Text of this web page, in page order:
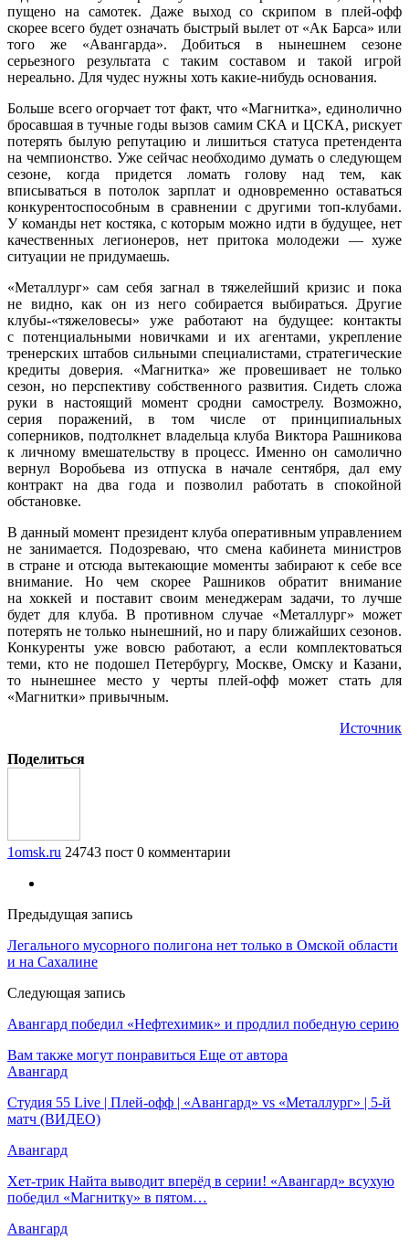
пущено на самотек. Даже выход со скрипом в плей-офф
скорее всего будет означать быстрый вылет от «Ак Барса» или
того же «Авангарда». Добиться в нынешнем сезоне
серьезного результата с таким составом и такой игрой
нереально. Для чудес нужны хоть какие-нибудь основания.
Больше всего огорчает тот факт, что «Магнитка», единолично
бросавшая в тучные годы вызов самим СКА и ЦСКА, рискует
потерять былую репутацию и лишиться статуса претендента
на чемпионство. Уже сейчас необходимо думать о следующем
сезоне, когда придется ломать голову над тем, как
вписываться в потолок зарплат и одновременно оставаться
конкурентоспособным в сравнении с другими топ-клубами.
У команды нет костяка, с которым можно идти в будущее, нет
качественных легионеров, нет притока молодежи — хуже
ситуации не придумаешь.
«Металлург» сам себя загнал в тяжелейший кризис и пока
не видно, как он из него собирается выбираться. Другие
клубы-«тяжеловесы» уже работают на будущее: контакты
с потенциальными новичками и их агентами, укрепление
тренерских штабов сильными специалистами, стратегические
кредиты доверия. «Магнитка» же провешивает не только
сезон, но перспективу собственного развития. Сидеть сложа
руки в настоящий момент сродни самострелу. Возможно,
серия поражений, в том числе от принципиальных
соперников, подтолкнет владельца клуба Виктора Рашникова
к личному вмешательству в процесс. Именно он самолично
вернул Воробьева из отпуска в начале сентября, дал ему
контракт на два года и позволил работать в спокойной
обстановке.
В данный момент президент клуба оперативным управлением
не занимается. Подозреваю, что смена кабинета министров
в стране и отсюда вытекающие моменты забирают к себе все
внимание. Но чем скорее Рашников обратит внимание
на хоккей и поставит своим менеджерам задачи, то лучше
будет для клуба. В противном случае «Металлург» может
потерять не только нынешний, но и пару ближайших сезонов.
Конкуренты уже вовсю работают, а если комплектоваться
теми, кто не подошел Петербургу, Москве, Омску и Казани,
то нынешнее место у черты плей-офф может стать для
«Магнитки» привычным.
Источник
Поделиться
1omsk.ru 24743 пост 0 комментарии
Предыдущая запись
Легального мусорного полигона нет только в Омской области
и на Сахалине
Следующая запись
Авангард победил «Нефтехимик» и продлил победную серию
Вам также могут понравиться Еще от автора
Авангард
Студия 55 Live | Плей-офф | «Авангард» vs «Металлург» | 5-й
матч (ВИДЕО)
Авангард
Хет-трик Найта выводит вперёд в серии! «Авангард» всухую
победил «Магнитку» в пятом…
Авангард